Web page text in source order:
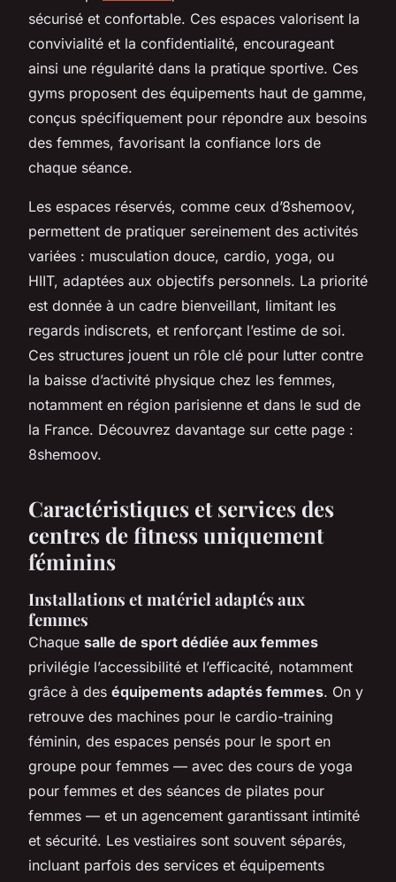
sécurisé et confortable. Ces espaces valorisent la
convivialité et la confidentialité, encourageant
ainsi une régularité dans la pratique sportive. Ces
gyms proposent des équipements haut de gamme,
conçus spécifiquement pour répondre aux besoins
des femmes, favorisant la confiance lors de
chaque séance.
Les espaces réservés, comme ceux d’8shemoov,
permettent de pratiquer sereinement des activités
variées : musculation douce, cardio, yoga, ou
HIIT, adaptées aux objectifs personnels. La priorité
est donnée à un cadre bienveillant, limitant les
regards indiscrets, et renforçant l’estime de soi.
Ces structures jouent un rôle clé pour lutter contre
la baisse d’activité physique chez les femmes,
notamment en région parisienne et dans le sud de
la France. Découvrez davantage sur cette page :
8shemoov.
Caractéristiques et services des
centres de fitness uniquement
féminins
Installations et matériel adaptés aux
femmes
Chaque salle de sport dédiée aux femmes
privilégie l’accessibilité et l’efficacité, notamment
grâce à des équipements adaptés femmes. On y
retrouve des machines pour le cardio-training
féminin, des espaces pensés pour le sport en
groupe pour femmes — avec des cours de yoga
pour femmes et des séances de pilates pour
femmes — et un agencement garantissant intimité
et sécurité. Les vestiaires sont souvent séparés,
incluant parfois des services et équipements